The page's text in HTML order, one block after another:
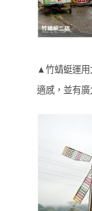
▲竹蜻蜓運用
適感，並有廣